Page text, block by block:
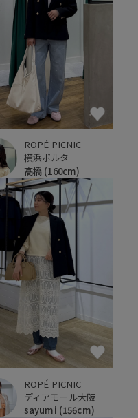
ROPÉ PICNIC
横浜ポルタ
髙橋 (160cm)
ROPÉ PICNIC
ディアモール大阪
sayumi (156cm)